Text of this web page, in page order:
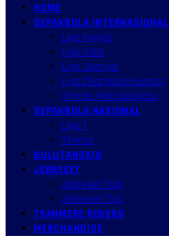
HOME
SEPAKBOLA INTERNASIONAL
Liga Inggris
Liga Italia
Liga Spanyol
Liga Champion/Europa
Timnas Mancanegara
SEPAKBOLA NASIONAL
Liga 1
Timnas
BULUTANGKIS
JEBREEET
Jebreeet Talk
Jebreeet Tips
TRANMERE ROVERS
MERCHANDISE